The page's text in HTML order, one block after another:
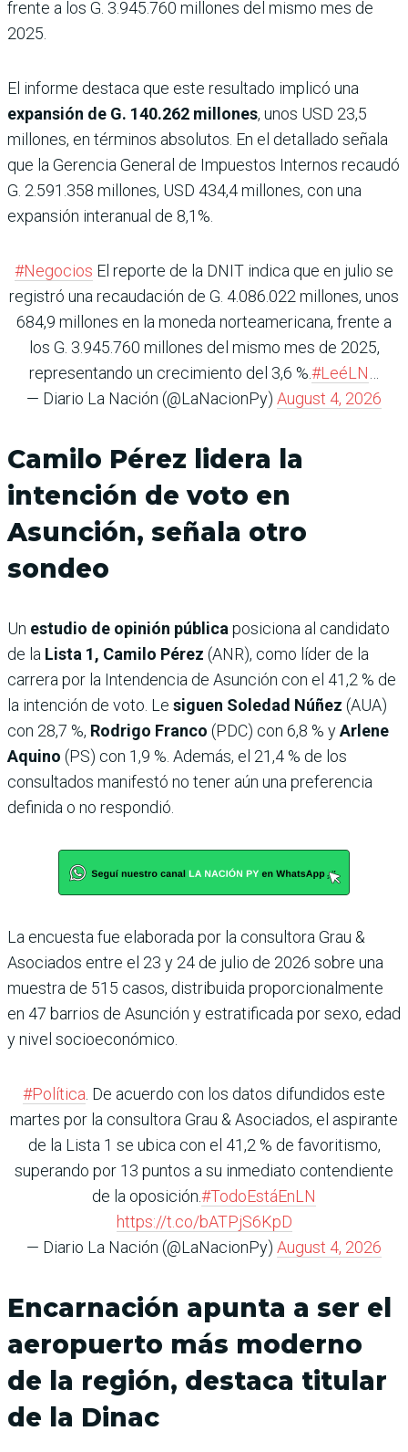
frente a los G. 3.945.760 millones del mismo mes de
2025.
El informe destaca que este resultado implicó una
expansión de G. 140.262 millones, unos USD 23,5
millones, en términos absolutos. En el detallado señala
que la Gerencia General de Impuestos Internos recaudó
G. 2.591.358 millones, USD 434,4 millones, con una
expansión interanual de 8,1%.
#Negocios El reporte de la DNIT indica que en julio se
registró una recaudación de G. 4.086.022 millones, unos
684,9 millones en la moneda norteamericana, frente a
los G. 3.945.760 millones del mismo mes de 2025,
representando un crecimiento del 3,6 %.#LeéLN
— Diario La Nación (@LaNacionPy) August 4, 2026
Camilo Pérez lidera la
intención de voto en
Asunción, señala otro
sondeo
Un estudio de opinión pública posiciona al candidato
de la Lista 1, Camilo Pérez (ANR), como líder de la
carrera por la Intendencia de Asunción con el 41,2 % de
la intención de voto. Le siguen Soledad Núñez (AUA)
con 28,7 %, Rodrigo Franco (PDC) con 6,8 % yArlene
Aquino (PS) con 1,9 %. Además, el 21,4 % de los
consultados manifestó no tener aún una preferencia
definida o no respondió.
La encuesta fue elaborada por la consultora Grau &
Asociados entre el 23 y 24 de julio de 2026 sobre una
muestra de 515 casos, distribuida proporcionalmente
en 47 barrios de Asunción y estratificada por sexo, edad
y nivel socioeconómico.
#Política . De acuerdo con los datos difundidos este
martes por la consultora Grau & Asociados, el aspirante
de la Lista 1 se ubica con el 41,2 % de favoritismo,
superando por 13 puntos a su inmediato contendiente
de la oposición.#TodoEstáEnLN
https://t.co/bATPjS6KpD
— Diario La Nación (@LaNacionPy) August 4, 2026
Encarnación apunta a ser el
aeropuerto más moderno
de la región, destaca titular
de la Dinac